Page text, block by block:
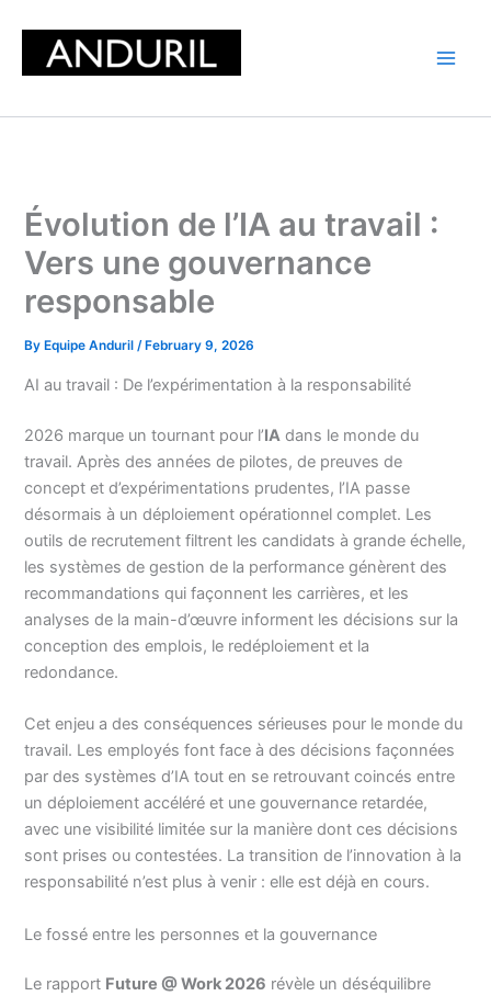
content
Évolution de l’IA au travail :
Vers une gouvernance
responsable
By Equipe Anduril/ February 9, 2026
AI au travail : De l’expérimentation à la responsabilité
2026 marque un tournant pour l’IA dans le monde du
travail. Après des années de pilotes, de preuves de
concept et d’expérimentations prudentes, l’IA passe
désormais à un déploiement opérationnel complet. Les
outils de recrutement filtrent les candidats à grande échelle,
les systèmes de gestion de la performance génèrent des
recommandations qui façonnent les carrières, et les
analyses de la main-d’œuvre informent les décisions sur la
conception des emplois, le redéploiement et la
redondance.
Cet enjeu a des conséquences sérieuses pour le monde du
travail. Les employés font face à des décisions façonnées
par des systèmes d’IA tout en se retrouvant coincés entre
un déploiement accéléré et une gouvernance retardée,
avec une visibilité limitée sur la manière dont ces décisions
sont prises ou contestées. La transition de l’innovation à la
responsabilité n’est plus à venir : elle est déjà en cours.
Le fossé entre les personnes et la gouvernance
Le rapport Future @ Work 2026 révèle un déséquilibre